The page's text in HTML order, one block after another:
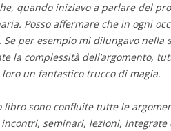
quando iniziavo a parlare del
Posso affermare che in ogni
Se per esempio mi dilungavo
la complessità dell’argomento,
loro un fantastico trucco di magia.
libro sono confluite tutte le
seminari, lezioni,